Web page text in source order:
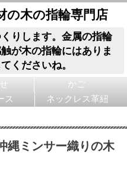
の木の指輪専門店
りします。金属の指輪
が木の指輪にはありま
くださいね。
かご
ス ネックレス革紐
縄ミンサー織りの木